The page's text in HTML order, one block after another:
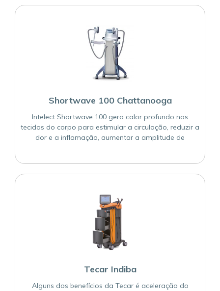
Shortwave 100 Chattanooga
Intelect Shortwave 100 gera calor profundo nos
tecidos do corpo para estimular a circulação, reduzir a
dor e a inflamação, aumentar a amplitude de
Tecar Indiba
Alguns dos benefícios da Tecar é aceleração do